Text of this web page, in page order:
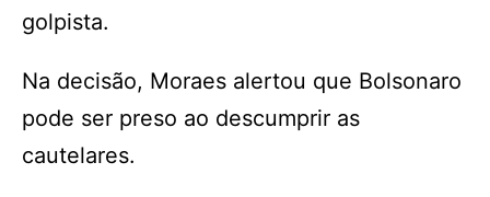
golpista.
Na decisão, Moraes alertou que Bolsonaro
pode ser preso ao descumprir as
cautelares.